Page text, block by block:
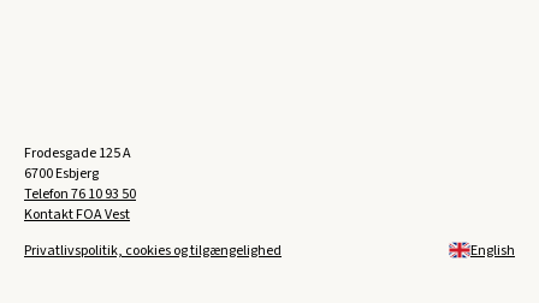
Frodesgade 125 A
6700 Esbjerg
Telefon76 10 93 50
Kontakt FOA Vest
Privatlivspolitik, cookies og tilgængelighed
English